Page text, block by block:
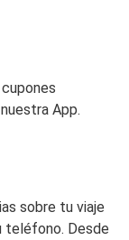
App.
sobre tu viaje
teléfono. Desde